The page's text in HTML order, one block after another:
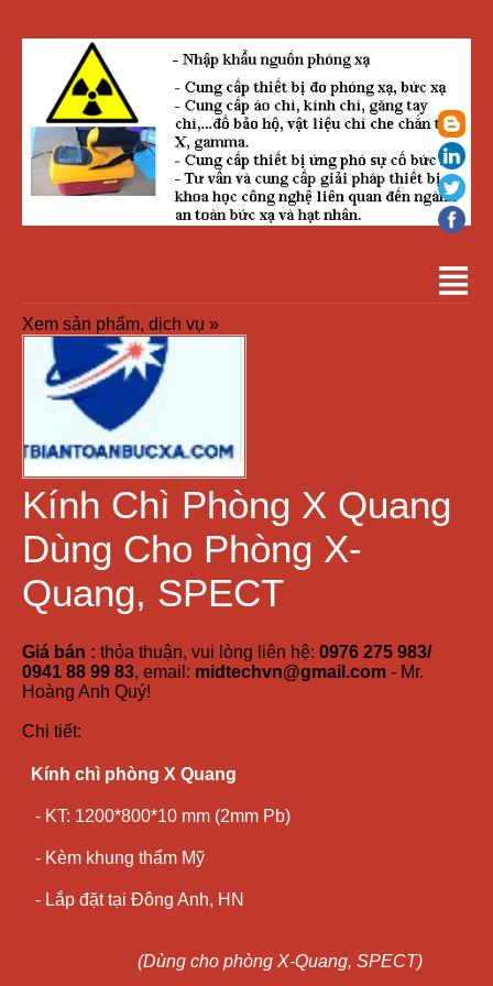
Xem sản phẩm, dịch vụ »
Kính Chì Phòng X Quang
Dùng Cho Phòng X-
Quang, SPECT
Giá bán : thỏa thuận, vui lòng liên hệ: 0976 275 983/
0941 88 99 83, email: midtechvn@gmail.com - Mr.
Hoàng Anh Quý!
Chi tiết:
Kính chì phòng X Quang
- KT: 1200*800*10 mm (2mm Pb)
- Kèm khung thẩm Mỹ
- Lắp đặt tại Đông Anh, HN
(Dùng cho phòng X-Quang, SPECT)